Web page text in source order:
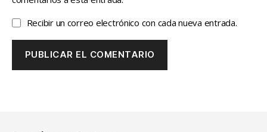
Recibir un correo electrónico con cada nueva entrada.